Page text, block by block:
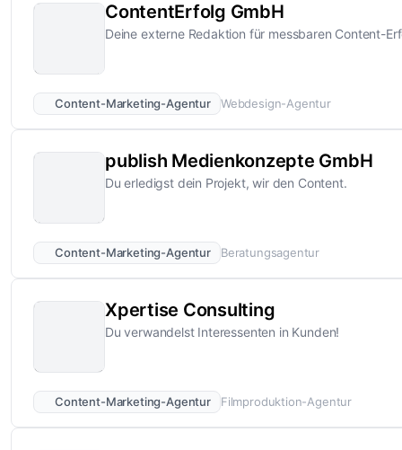
ContentErfolg GmbH
Deine externe Redaktion für messbaren Content-
Content-Marketing-Agentur Webdesign-Agentur
publish Medienkonzepte GmbH
Du erledigst dein Projekt, wir den Content.
Content-Marketing-Agentur Beratungsagentur
Xpertise Consulting
Du verwandelst Interessenten in Kunden!
Content-Marketing-Agentur Filmproduktion-Agentur